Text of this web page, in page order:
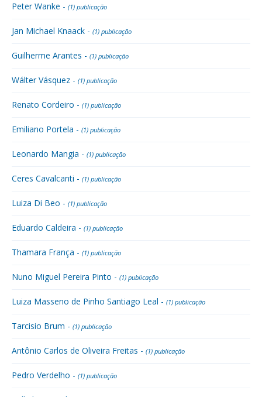
Peter Wanke - (1) publicação
Jan Michael Knaack - (1) publicação
Guilherme Arantes - (1) publicação
Wálter Vásquez - (1) publicação
Renato Cordeiro - (1) publicação
Emiliano Portela - (1) publicação
Leonardo Mangia - (1) publicação
Ceres Cavalcanti - (1) publicação
Luiza Di Beo - (1) publicação
Eduardo Caldeira - (1) publicação
Thamara França - (1) publicação
Nuno Miguel Pereira Pinto - (1) publicação
Luiza Masseno de Pinho Santiago Leal - (1) publicação
Tarcisio Brum - (1) publicação
Antônio Carlos de Oliveira Freitas - (1) publicação
Pedro Verdelho - (1) publicação